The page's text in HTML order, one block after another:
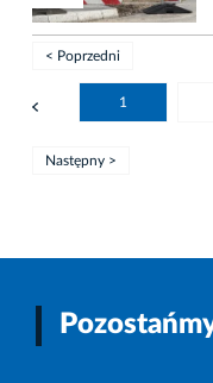
< Poprzedni
1
Następny >